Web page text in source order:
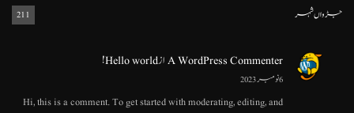
جڑواں شہر 211
A WordPress CommenterازHello world!
6 نومبر 2023
Hi, this is a comment. To get started with moderating, editing, and